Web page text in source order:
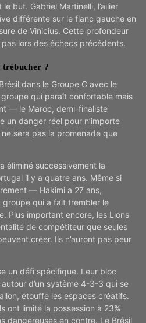
but. Gabriel Martinelli, l’ailier
différente sur le flanc gauche en
de Vinicius. Cette profondeur
lors des échecs précédents.
?
dans le Groupe C avec le
groupe qui paraît confortable mais
— le Maroc, demi-finaliste
un danger réel pour n’importe
sera pas la promenade que
éliminé successivement la
il y a quatre ans. Même si
— Hakimi a 27 ans,
qui a fait trembler le
Plus important encore, les Lions
de compétiteur que seules
créer. Ils n’auront pas peur
un défi spécifique. Leur bloc
d’un système 4-3-3 qui se
étouffe les espaces créatifs.
ont limité la possession à 23%
dangereuses en contre. Le Brésil